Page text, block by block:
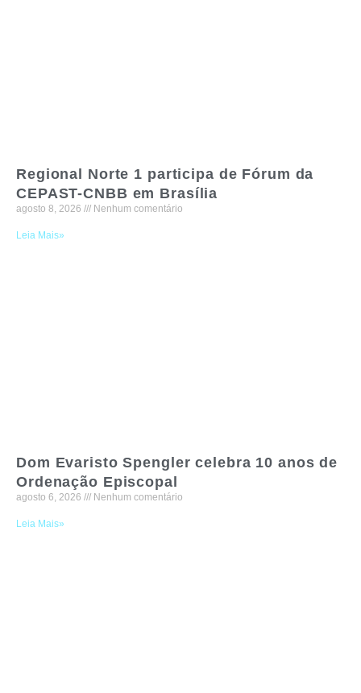
Regional Norte 1 participa de Fórum da
CEPAST-CNBB em Brasília
agosto 8, 2026 Nenhum comentário
Leia Mais»
Dom Evaristo Spengler celebra 10 anos de
Ordenação Episcopal
agosto 6, 2026 Nenhum comentário
Leia Mais»